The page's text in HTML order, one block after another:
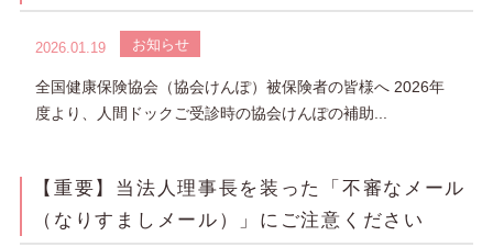
2026.01.19 お知らせ
全国健康保険協会（協会けんぽ）被保険者の皆様へ 2026年
度より、人間ドックご受診時の協会けんぽの補助...
【重要】当法人理事長を装った「不審なメール
（なりすましメール）」にご注意ください